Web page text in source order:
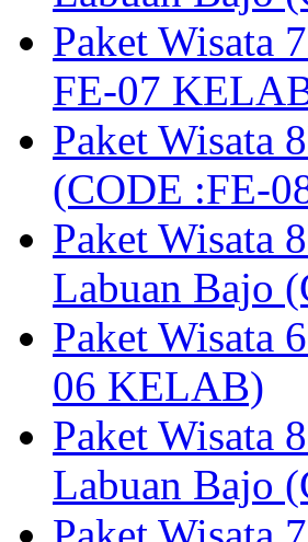
Paket Wisata
FE-07
Paket Wisata
(CODE :FE-
Paket Wisata
Labuan Bajo
Paket Wisata
06 KELAB)
Paket Wisata
Labuan Bajo